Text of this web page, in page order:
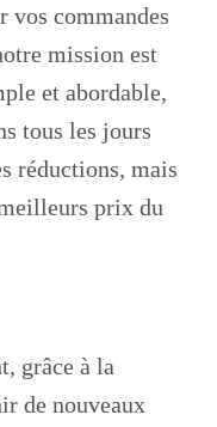
vos commandes
mission est
et abordable,
tous les jours
réductions, mais
prix du
grâce à la
de nouveaux